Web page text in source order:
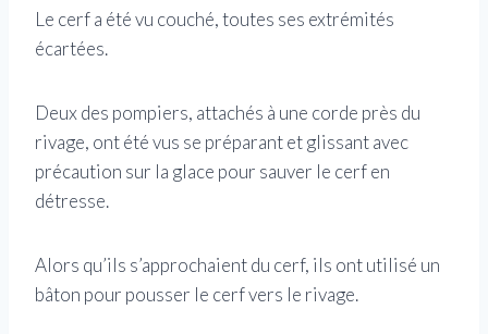
Le cerf a été vu couché, toutes ses extrémités
écartées.
Deux des pompiers, attachés à une corde près du
rivage, ont été vus se préparant et glissant avec
précaution sur la glace pour sauver le cerf en
détresse.
Alors qu’ils s’approchaient du cerf, ils ont utilisé un
bâton pour pousser le cerf vers le rivage.